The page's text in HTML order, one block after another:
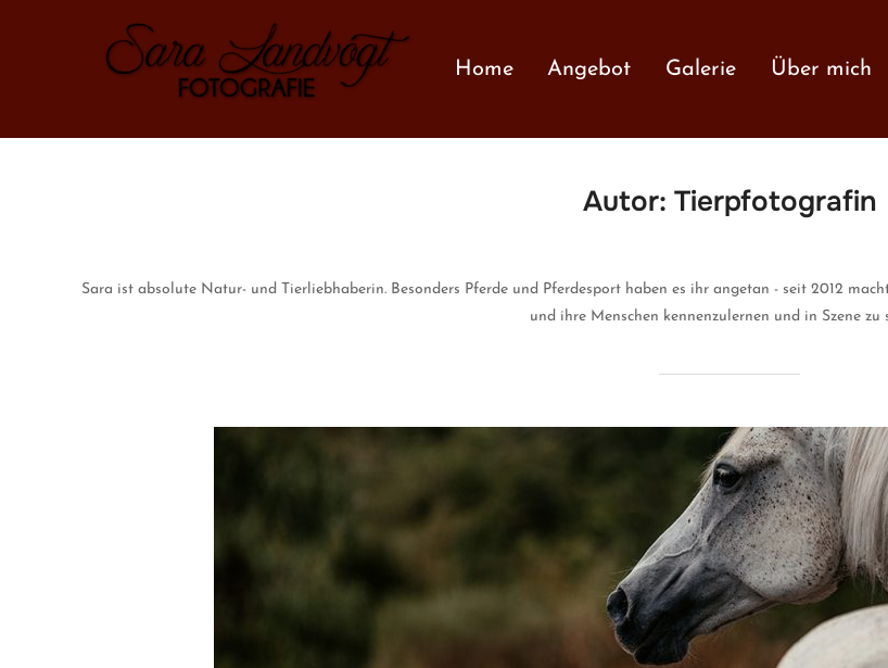
Home Angebot Galerie Über mich
Autor: Tierpfotografin
Sara ist absolute Natur- und Tierliebhaberin. Besonders Pferde und Pferdesport haben es ihr angetan - seit 2012
und ihre Menschen kennenzulernen und in Szene zu